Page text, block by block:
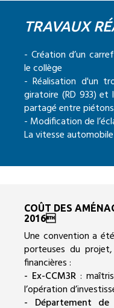
TRAVAUX
- Création d’un
le collège
- Réalisation d'un
giratoire (RD 933) et
partagé entre
- Modification de
La vitesse
COÛT DES
2016
Une convention a
porteuses du
financières :
- Ex-CCM3R :
l’opération
- Département de